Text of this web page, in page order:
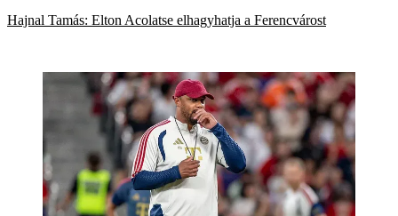
Hajnal Tamás: Elton Acolatse elhagyhatja a Ferencvárost